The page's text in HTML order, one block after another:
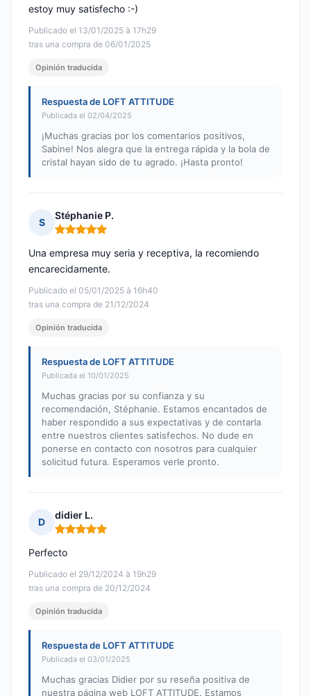
Publicado el 13/01/2025 à 17h29
tras una compra de 06/01/2025
estoy muy satisfecho :-)
Opinión traducida
Respuesta de LOFT ATTITUDE
Publicada el 02/04/2025
¡Muchas gracias por los comentarios positivos,
Sabine! Nos alegra que la entrega rápida y la bola de
cristal hayan sido de tu agrado. ¡Hasta pronto!
S
Stéphanie P.
Nota: 5 de 5
Publicado el 05/01/2025 à 16h40
tras una compra de 21/12/2024
Una empresa muy seria y receptiva, la recomiendo
encarecidamente.
Opinión traducida
Respuesta de LOFT ATTITUDE
Publicada el 10/01/2025
Muchas gracias por su confianza y su
recomendación, Stéphanie. Estamos encantados de
haber respondido a sus expectativas y de contarla
entre nuestros clientes satisfechos. No dude en
ponerse en contacto con nosotros para cualquier
solicitud futura. Esperamos verle pronto.
D
didier L.
Nota: 5 de 5
Publicado el 29/12/2024 à 19h29
tras una compra de 20/12/2024
Perfecto
Opinión traducida
Respuesta de LOFT ATTITUDE
Publicada el 03/01/2025
Muchas gracias Didier por su reseña positiva de
nuestra página web LOFT ATTITUDE. Estamos